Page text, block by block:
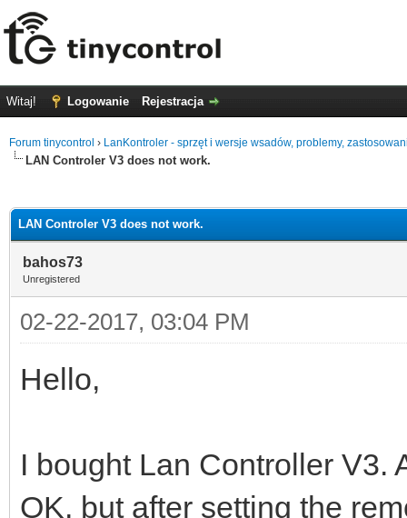
Witaj! Logowanie Rejestracja
Forum tinycontrol › LanKontroler - sprzęt i wersje wsadów, problemy,
LAN Controler V3 does not work.
LAN Controler V3 does not work.
bahos73
Unregistered
02-22-2017, 03:04 PM
Hello,
I bought Lan Controller V3.
OK, but after setting the